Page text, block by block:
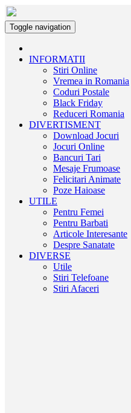
Toggle navigation
INFORMATII
Stiri Online
Vremea in Romania
Coduri Postale
Black Friday
Reduceri Romania
DIVERTISMENT
Download Jocuri
Jocuri Online
Bancuri Tari
Mesaje Frumoase
Felicitari Animate
Poze Haioase
UTILE
Pentru Femei
Pentru Barbati
Articole Interesante
Despre Sanatate
DIVERSE
Utile
Stiri Telefoane
Stiri Afaceri